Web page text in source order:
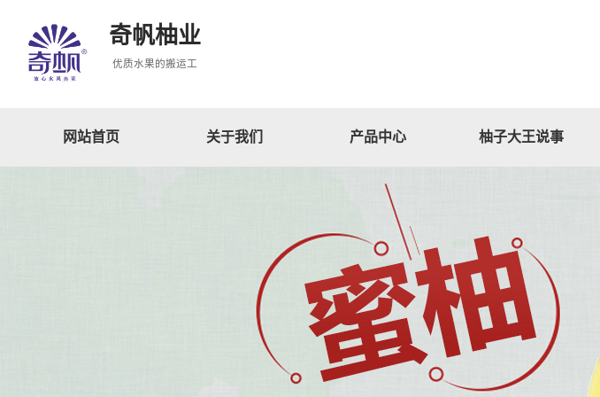
奇帆柚业
优质水果的搬运工
网站首页 关于我们 产品中心 柚子大王说事